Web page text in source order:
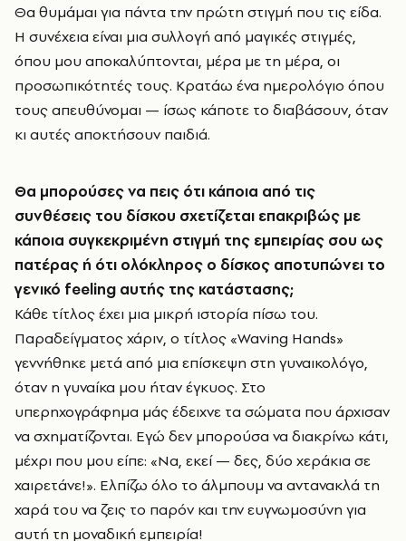
Θα θυμάμαι για πάντα την πρώτη στιγμή που τις είδα.
Η συνέχεια είναι μια συλλογή από μαγικές στιγμές,
όπου μου αποκαλύπτονται, μέρα με τη μέρα, οι
προσωπικότητές τους. Κρατάω ένα ημερολόγιο όπου
τους απευθύνομαι — ίσως κάποτε το διαβάσουν, όταν
κι αυτές αποκτήσουν παιδιά.
Θα μπορούσες να πεις ότι κάποια από τις
συνθέσεις του δίσκου σχετίζεται επακριβώς με
κάποια συγκεκριμένη στιγμή της εμπειρίας σου ως
πατέρας ή ότι ολόκληρος ο δίσκος αποτυπώνει το
γενικό feeling αυτής της κατάστασης;
Κάθε τίτλος έχει μια μικρή ιστορία πίσω του.
Παραδείγματος χάριν, ο τίτλος «Waving Hands»
γεννήθηκε μετά από μια επίσκεψη στη γυναικολόγο,
όταν η γυναίκα μου ήταν έγκυος. Στο
υπερηχογράφημα μάς έδειχνε τα σώματα που άρχισαν
να σχηματίζονται. Εγώ δεν μπορούσα να διακρίνω κάτι,
μέχρι που μου είπε: «Να, εκεί — δες, δύο χεράκια σε
χαιρετάνε!». Ελπίζω όλο το άλμπουμ να αντανακλά τη
χαρά του να ζεις το παρόν και την ευγνωμοσύνη για
αυτή τη μοναδική εμπειρία!